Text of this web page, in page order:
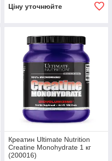
Ціну уточнюйте
Креатин Ultimate Nutrition
Creatine Monohydrate 1 кг
(200016)